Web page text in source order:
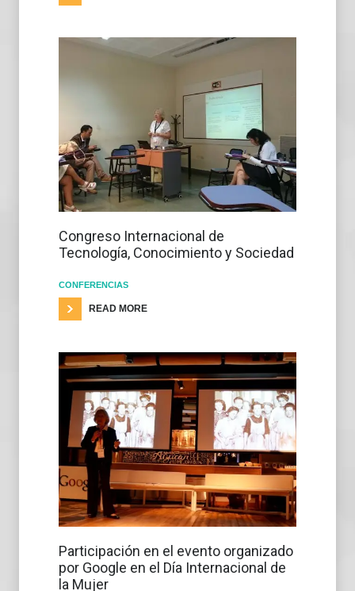
Congreso Internacional de
Tecnología, Conocimiento y Sociedad
CONFERENCIAS
READ MORE
Participación en el evento organizado
por Google en el Día Internacional de
la Mujer